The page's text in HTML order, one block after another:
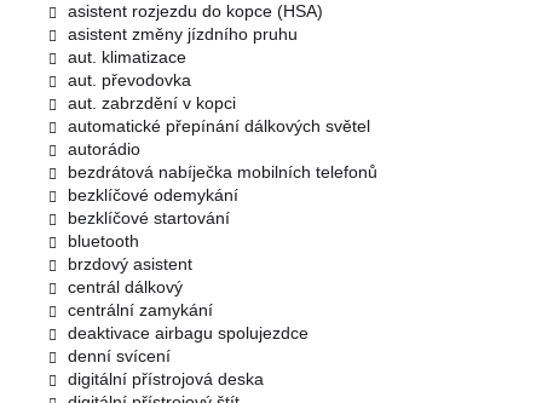
asistent rozjezdu do kopce (HSA)
asistent změny jízdního pruhu
aut. klimatizace
aut. převodovka
aut. zabrzdění v kopci
automatické přepínání dálkových světel
autorádio
bezdrátová nabíječka mobilních telefonů
bezklíčové odemykání
bezklíčové startování
bluetooth
brzdový asistent
centrál dálkový
centrální zamykání
deaktivace airbagu spolujezdce
denní svícení
digitální přístrojová deska